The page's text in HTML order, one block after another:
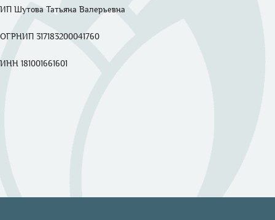
ИП Шутова Татьяна Валерьевна
ОГРНИП 317183200041760
ИНН 181001661601